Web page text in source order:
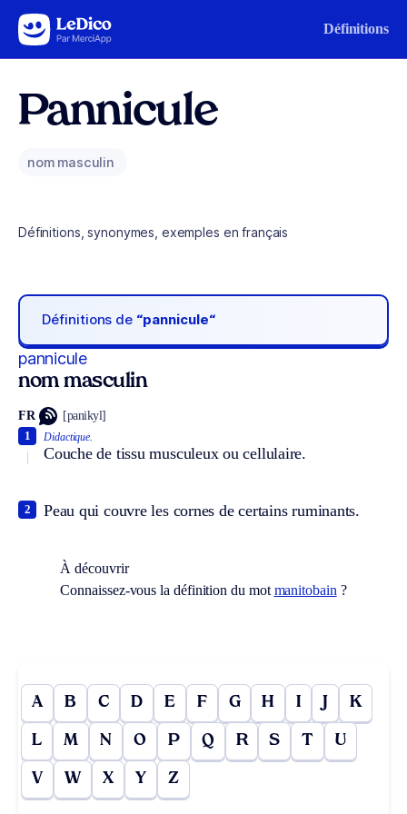
Aller au contenu Définitions
Pannicule
nom masculin
Définitions, synonymes, exemples en français
Définitions de “pannicule“
pannicule
nom masculin
FR [panikyl]
Didactique.
Couche de tissu musculeux ou cellulaire.
1
Peau qui couvre les cornes de certains ruminants.
2
À découvrir
Connaissez-vous la définition du mot manitobain ?
A B C D E F G H I J K
L M N O P Q R S T U
V W X Y Z